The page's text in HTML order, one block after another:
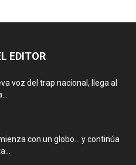
EDITOR
voz del trap nacional, llega al
con un globo… y continúa